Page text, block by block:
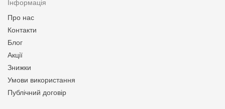
Інформація
Про нас
Контакти
Блог
Акції
Знижки
Умови використання
Публічний договір